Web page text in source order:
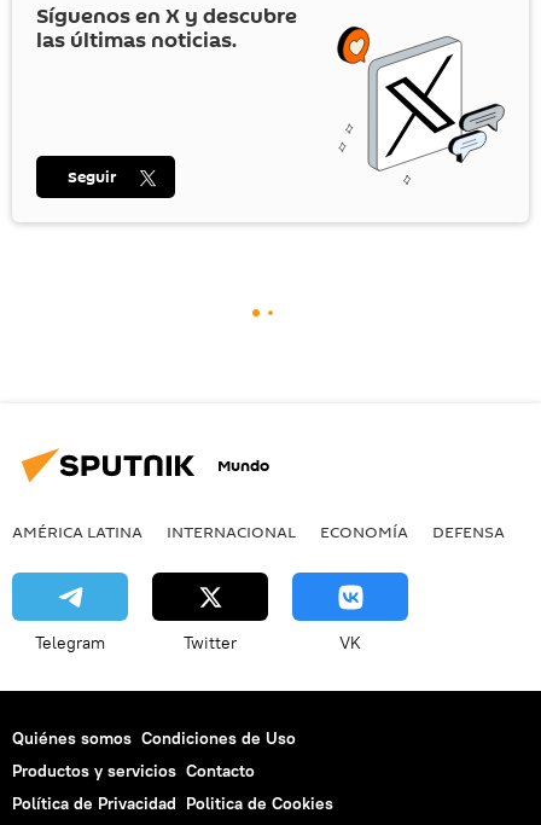
Síguenos en X y descubre
las últimas noticias.
Seguir
Mundo
AMÉRICA LATINA INTERNACIONAL ECONOMÍA DEFENSA
Telegram Twitter VK
Quiénes somos Condiciones de Uso
Productos y servicios Contacto
Política de Privacidad Politica de Cookies